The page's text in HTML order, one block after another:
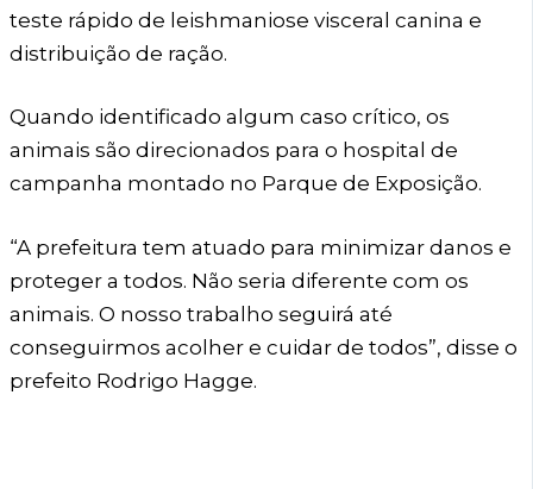
teste rápido de leishmaniose visceral canina e
distribuição de ração.
Quando identificado algum caso crítico, os
animais são direcionados para o hospital de
campanha montado no Parque de Exposição.
“A prefeitura tem atuado para minimizar danos e
proteger a todos. Não seria diferente com os
animais. O nosso trabalho seguirá até
conseguirmos acolher e cuidar de todos”, disse o
prefeito Rodrigo Hagge.